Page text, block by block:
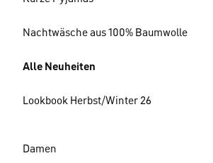
Nachtwäsche aus 100% Baumwolle
Alle Neuheiten
Lookbook Herbst/Winter 26
Damen